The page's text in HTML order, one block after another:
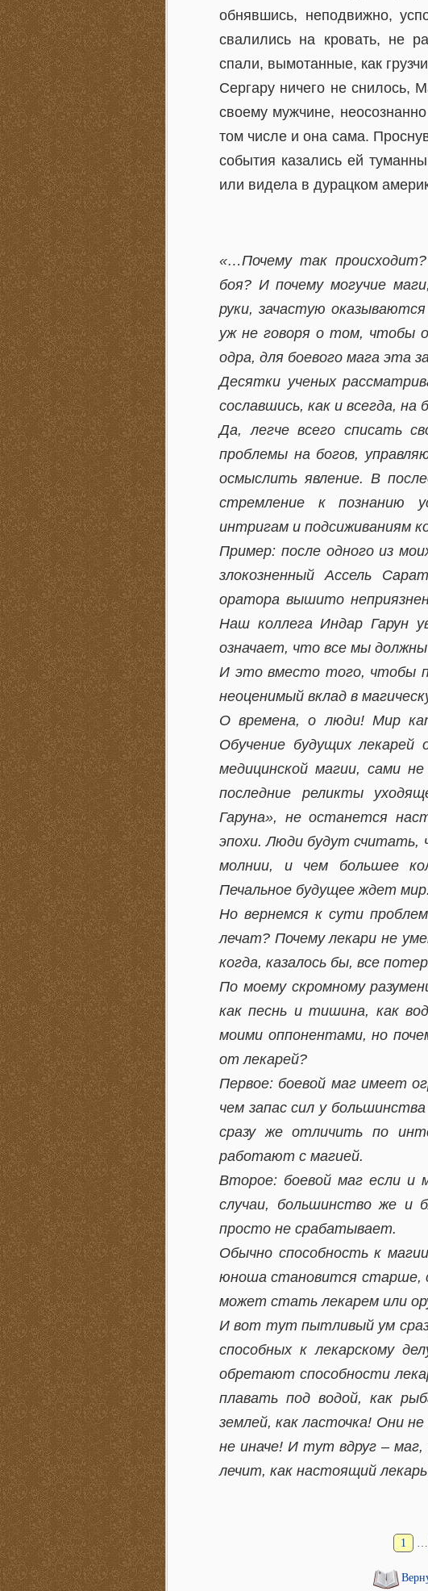
обнявшись, неподвижно,
свалились на кровать, не
спали, вымотанные, как
Сергару ничего не снилось,
своему мужчине,
том числе и она сама.
события казались ей
или видела в дурацком
«…Почему так
боя? И почему могучие
руки, зачастую
уж не говоря о том, чтобы
одра, для боевого мага эта
Десятки ученых
сославшись, как и всегда, на
Да, легче всего списать
проблемы на богов,
осмыслить явление. В
стремление к познанию
интригам и подсиживаниям
Пример: после одного из
злокозненный Ассель
оратора вышито
Наш коллега Индар Гарун
означает, что все мы
И это вместо того, чтобы
неоценимый вклад в
О времена, о люди! Мир
Обучение будущих
медицинской магии, сами
последние реликты
Гаруна», не останется
эпохи. Люди будут
молнии, и чем большее
Печальное будущее ждет мир.
Но вернемся к сути
лечат? Почему лекари не
когда, казалось бы, все
По моему скромному
как песнь и тишина, как
моими оппонентами, но
от лекарей?
Первое: боевой маг имеет
чем запас сил у
сразу же отличить по
работают с магией.
Второе: боевой маг если и
случаи, большинство же и
просто не срабатывает.
Обычно способность к
юноша становится старше,
может стать лекарем или
И вот тут пытливый ум
способных к лекарскому
обретают способности
плавать под водой, как
землей, как ласточка! Они
не иначе! И тут вдруг –
лечит, как настоящий
1 …